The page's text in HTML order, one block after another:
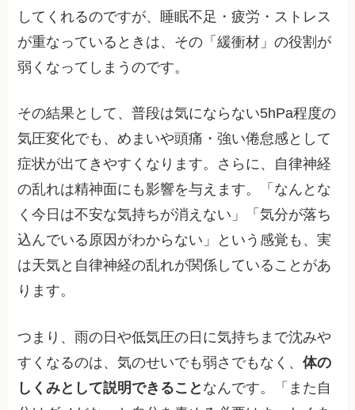
してくれるのですが、睡眠不足・疲労・ストレス
が重なっているときは、その「緩衝材」の役割が
弱くなってしまうのです。
その結果として、普段は気にならない5hPa程度の
気圧変化でも、めまいや頭痛・強い倦怠感として
症状が出てきやすくなります。さらに、自律神経
の乱れは精神面にも影響を与えます。「なんとな
く今日は不安な気持ちが消えない」「気分が落ち
込んでいる原因がわからない」という感覚も、実
は天気と自律神経の乱れが関係していることがあ
ります。
つまり、雨の日や低気圧の日に気持ちまで沈みや
すくなるのは、気のせいでも弱さでもなく、体の
しくみとして説明できること なんです。「また自